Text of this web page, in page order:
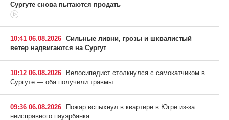
Сургуте снова пытаются продать
10:41 06.08.2026 Сильные ливни, грозы и шквалистый
ветер надвигаются на Сургут
10:12 06.08.2026
Велосипедист столкнулся с самокатчиком в
Сургуте — оба получили травмы
09:36 06.08.2026
Пожар вспыхнул в квартире в Югре из-за
неисправного пауэрбанка